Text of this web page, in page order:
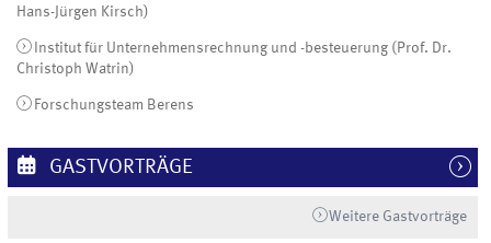
Hans-Jürgen Kirsch)
Institut für Unternehmensrechnung und -besteuerung (Prof. Dr.
Christoph Watrin)
Forschungsteam Berens
GASTVORTRÄGE
Weitere Gastvorträge